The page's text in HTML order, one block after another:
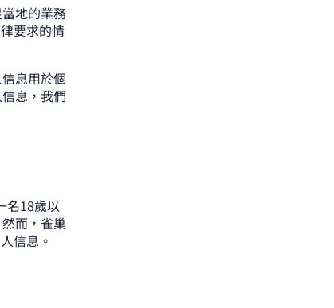
地的業務
要求的情
息用於個
息，我們
名18歲以
而，雀巢
信息。